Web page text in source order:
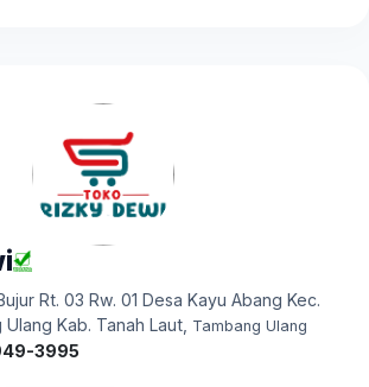
Rt. 03 Rw. 01 Desa Kayu Abang Kec.
Ulang Kab. Tanah Laut, Tambang Ulang
3995